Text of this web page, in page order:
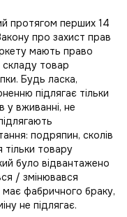
протягом перших 14
про захист прав
мають право
складу товар
Будь ласка,
підлягає тільки
у вживанні, не
подряпин, сколів
товару
було відвантажено
/ змінювався
має фабричного браку,
не підлягає.